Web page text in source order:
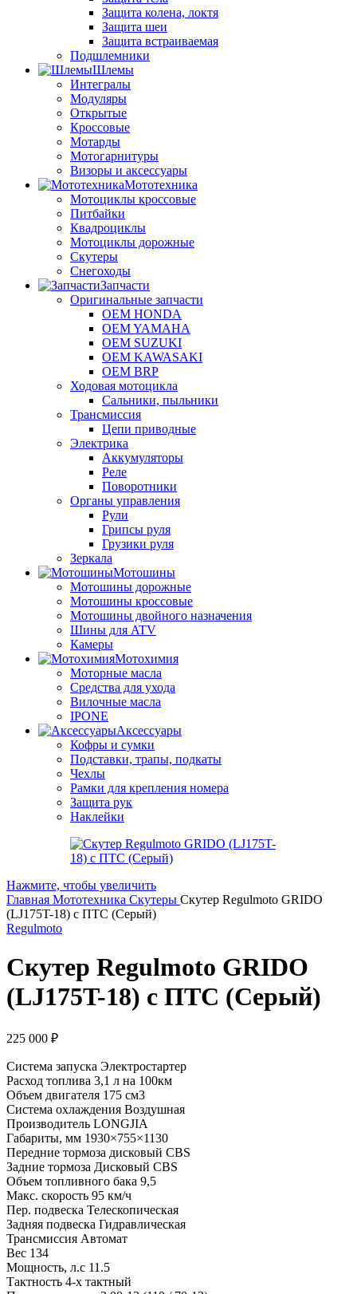
Защита колена, локтя
Защита шеи
Защита встраиваемая
Подшлемники
Шлемы
Интегралы
Модуляры
Открытые
Кроссовые
Мотарды
Мотогарнитуры
Визоры и аксессуары
Мототехника
Мотоциклы кроссовые
Питбайки
Квадроциклы
Мотоциклы дорожные
Скутеры
Снегоходы
Запчасти
Оригинальные запчасти
OEM HONDA
OEM YAMAHA
OEM SUZUKI
OEM KAWASAKI
OEM BRP
Ходовая мотоцикла
Сальники, пыльники
Трансмиссия
Цепи приводные
Электрика
Аккумуляторы
Реле
Поворотники
Органы управления
Рули
Грипсы руля
Грузики руля
Зеркала
Мотошины
Мотошины дорожные
Мотошины кроссовые
Мотошины двойного назначения
Шины для ATV
Камеры
Мотохимия
Моторные масла
Средства для ухода
Вилочные масла
IPONE
Аксессуары
Кофры и сумки
Подставки, трапы, подкаты
Чехлы
Рамки для крепления номера
Защита рук
Наклейки
Нажмите, чтобы увеличить
Главная Мототехника Скутеры Скутер Regulmoto GRIDO
(LJ175T-18) с ПТС (Серый)
Regulmoto
Скутер Regulmoto GRIDO
(LJ175T-18) с ПТС (Серый)
225 000 ₽
Система запуска Электростартер
Расход топлива 3,1 л на 100км
Объем двигателя 175 см3
Система охлаждения Воздушная
Производитель LONGJIA
Габариты, мм 1930×755×1130
Передние тормоза дисковый CBS
Задние тормоза Дисковый CBS
Объем топливного бака 9,5
Макс. скорость 95 км/ч
Пер. подвеска Телескопическая
Задняя подвеска Гидравлическая
Трансмиссия Автомат
Вес 134
Мощность, л.с 11.5
Тактность 4-x тактный